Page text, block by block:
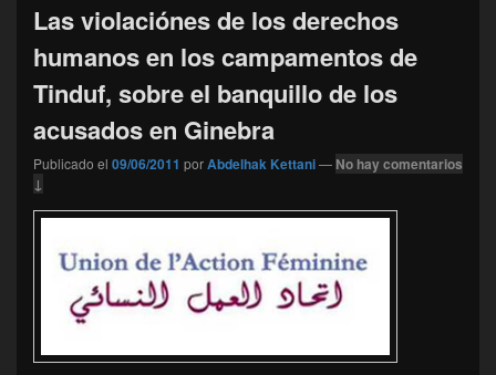
Las violaciónes de los derechos
humanos en los campamentos de
Tinduf, sobre el banquillo de los
acusados en Ginebra
Publicado el 09/06/2011 porAbdelhak Kettani— No hay comentarios
↓